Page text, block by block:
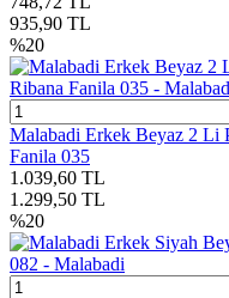
935,90 TL
%20
Malabadi Erkek Beyaz 2 Li
Fanila 035
1.039,60 TL
1.299,50 TL
%20